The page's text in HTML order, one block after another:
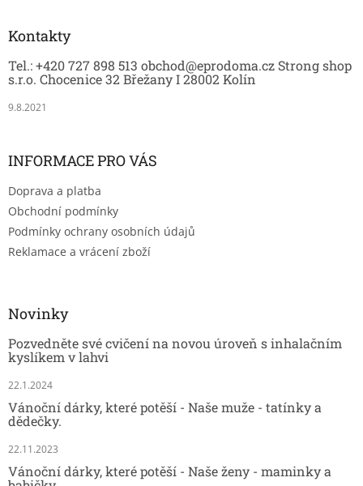
Kontakty
Tel.: +420 727 898 513 obchod@eprodoma.cz Strong shop
s.r.o. Chocenice 32 Břežany I 28002 Kolín
9.8.2021
INFORMACE PRO VÁS
Doprava a platba
Obchodní podmínky
Podmínky ochrany osobních údajů
Reklamace a vrácení zboží
Novinky
Pozvedněte své cvičení na novou úroveň s inhalačním
kyslíkem v lahvi
22.1.2024
Vánoční dárky, které potěší - Naše muže - tatínky a
dědečky.
22.11.2023
Vánoční dárky, které potěší - Naše ženy - maminky a